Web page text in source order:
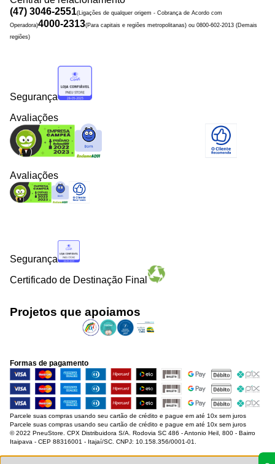
(47) 3046-2551(Ligações de qualquer origem - Cobrança de Acordo com
Operadora)4000-2313(Para capitais e regiões metropolitanas) ou 0800-602-2013 (Demais
regiões)
Segurança
Avaliações
Avaliações
Segurança
Certificado de Destinação Final
Projetos que apoiamos
Formas de pagamento
Parcele suas compras usando seu cartão de crédito e pague em até 10x sem juros
Parcele suas compras usando seu cartão de crédito e pague em até 10x sem juros
© 2022 PneuStore. CPX Distribuidora S/A. Rodovia SC 486 - Antonio Heil, 800 - Bairro
Itaipava - CEP 88316001 - Itajaí/SC. CNPJ: 10.158.356/0001-01.